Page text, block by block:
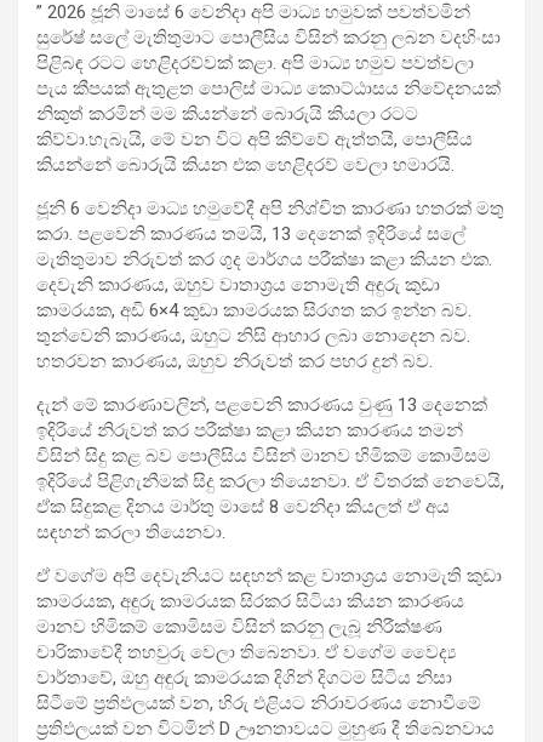
” 2026 ජූනි මාසේ 6 වෙනිදා අපි මාධ්‍ය හමුවක් පවත්වමින්
සුරේෂ් සලේ මැතිතුමාට පොලීසිය විසින් කරනු ලබන වදහිංසා
පිළිබඳ රටට හෙළිදරව්වක් කළා. අපි මාධ්‍ය හමුව පවත්වලා
පැය කීපයක් ඇතුළත පොලිස් මාධ්‍ය කොට්ඨාසය නිවේදනයක්
නිකුත් කරමින් මම කියන්නේ බොරුයි කියලා රටට
කිව්වා.හැබැයි, මේ වන විට අපි කිව්වේ ඇත්තයි, පොලීසිය
කියන්නේ බොරුයි කියන එක හෙළිදරව් වෙලා හමාරයි.
ජූනි 6 වෙනිදා මාධ්‍ය හමුවේදී අපි නිශ්චිත කාරණා හතරක් මතු
කරා. පළවෙනි කාරණය තමයි, 13 දෙනෙක් ඉදිරියේ සලේ
මැතිතුමාව නිරුවත් කර ගුද මාර්ගය පරීක්ෂා කළා කියන එක.
දෙවැනි කාරණය, ඔහුව වාතාශ්‍රය නොමැති අඳුරු කුඩා
කාමරයක, අඩි 6×4 කුඩා කාමරයක සිරගත කර ඉන්න බව.
තුන්වෙනි කාරණය, ඔහුට නිසි ආහාර ලබා නොදෙන බව.
හතරවන කාරණය, ඔහුව නිරුවත් කර පහර දුන් බව.
දැන් මේ කාරණාවලින්, පළවෙනි කාරණය වුණු 13 දෙනෙක්
ඉදිරියේ නිරුවත් කර පරීක්ෂා කළා කියන කාරණය තමන්
විසින් සිදු කළ බව පොලීසිය විසින් මානව හිමිකම් කොමිසම
ඉදිරියේ පිළිගැනීමක් සිදු කරලා තියෙනවා. ඒ විතරක් නෙවෙයි,
ඒක සිදුකළ දිනය මාර්තු මාසේ 8 වෙනිදා කියලත් ඒ අය
සඳහන් කරලා තියෙනවා.
ඒ වගේම අපි දෙවැනියට සඳහන් කළ වාතාශ්‍රය නොමැති කුඩා
කාමරයක, අඳුරු කාමරයක සිරකර සිටියා කියන කාරණය
මානව හිමිකම් කොමිසම විසින් කරනු ලැබූ නිරීක්ෂණ
චාරිකාවේදී තහවුරු වෙලා තිබෙනවා. ඒ වගේම වෛද්‍ය
වාර්තාවේ, ඔහු අඳුරු කාමරයක දිගින් දිගටම සිටිය නිසා
සිටීමේ ප්‍රතිඵලයක් වන, හිරු එළියට නිරාවරණය නොවීමේ
ප්‍රතිඵලයක් වන විටමින් D ඌනතාවයට මුහුණ දී තිබෙනවාය